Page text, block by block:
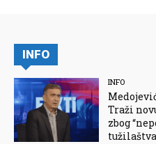
INFO
INFO
Traži
zbog